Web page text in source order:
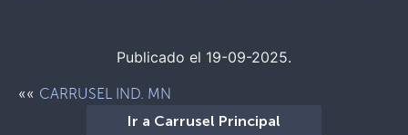
Publicado el 19-09-2025.
«« CARRUSEL IND. MN
Ir a Carrusel Principal